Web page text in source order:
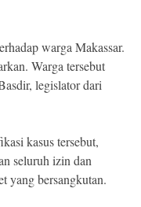
warga Makassar.
Warga tersebut
legislator dari
kasus tersebut,
seluruh izin dan
yang bersangkutan.